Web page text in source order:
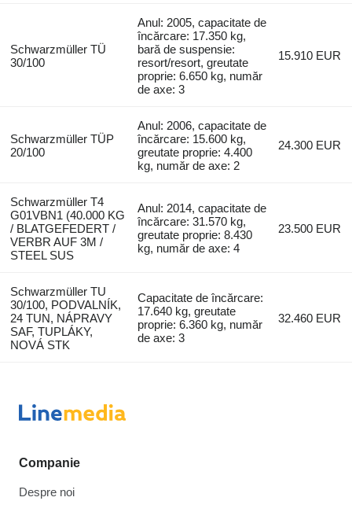
Schwarzmüller TÜ
30/100
Anul: 2005, capacitate de
încărcare: 17.350 kg,
bară de suspensie:
resort/resort, greutate
proprie: 6.650 kg, număr
de axe: 3
15.910 EUR
Schwarzmüller TÜP
20/100
Anul: 2006, capacitate de
încărcare: 15.600 kg,
greutate proprie: 4.400
kg, număr de axe: 2
24.300 EUR
Schwarzmüller T4
G01VBN1 (40.000 KG
/ BLATGEFEDERT /
VERBR AUF 3M /
STEEL SUS
Anul: 2014, capacitate de
încărcare: 31.570 kg,
greutate proprie: 8.430
kg, număr de axe: 4
23.500 EUR
Schwarzmüller TU
30/100, PODVALNÍK,
24 TUN, NÁPRAVY
SAF, TUPLÁKY,
NOVÁ STK
Capacitate de încărcare:
17.640 kg, greutate
proprie: 6.360 kg, număr
de axe: 3
32.460 EUR
Companie
Despre noi